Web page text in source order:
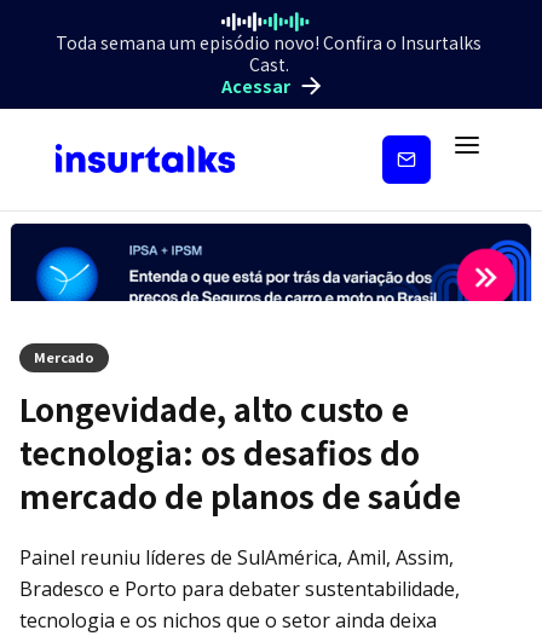
Toda semana um episódio novo! Confira o Insurtalks
Cast.
Acessar
Inscreva-
Mercado
Longevidade, alto custo e
tecnologia: os desafios do
mercado de planos de saúde
Painel reuniu líderes de SulAmérica, Amil, Assim,
Bradesco e Porto para debater sustentabilidade,
tecnologia e os nichos que o setor ainda deixa